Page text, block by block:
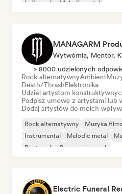
Indie rock
Melodic metal
MANAGARM
Wytwórnia, Mentor,
> 8000 udzielonych
Rock alternatywnyAmbient
Death/ThrashElektronika
Udziel artystom
Podpisz umowę z artystami lub
Dodaj artystów do moich
Rock alternatywny Muzyka
Instrumental
Melodic metal
Post-rock
Progressive rock
Electric Funeral